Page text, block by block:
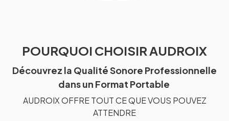
POURQUOI CHOISIR AUDROIX
Découvrez la Qualité Sonore Professionnelle
dans un Format Portable
AUDROIX OFFRE TOUT CE QUE VOUS POUVEZ
ATTENDRE